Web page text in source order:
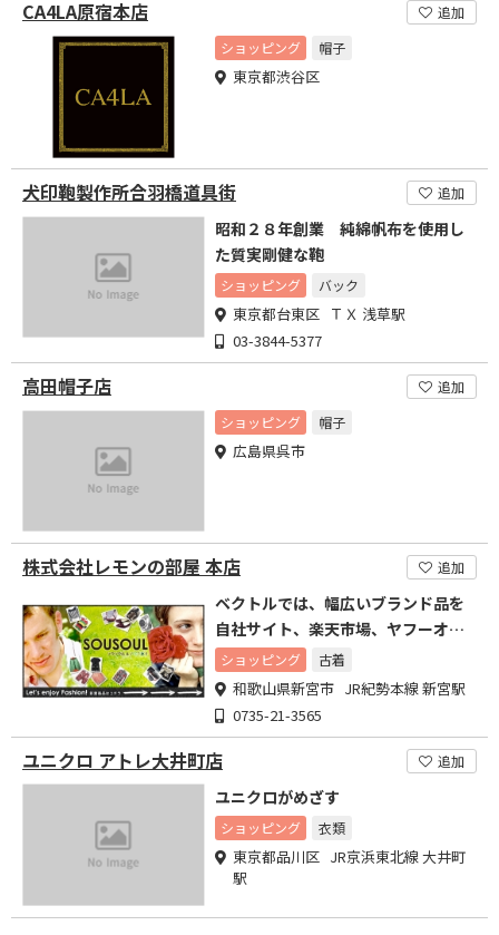
CA4LA原宿本店
追加
ショッピング
帽子
東京都渋谷区
犬印鞄製作所合羽橋道具街 追加
昭和２８年創業 純綿帆布を使用し
た質実剛健な鞄
ショッピング バック
東京都台東区 ＴＸ 浅草駅
03-3844-5377
高田帽子店
追加
ショッピング
帽子
広島県呉市
株式会社レモンの部屋 本店 追加
ベクトルでは、幅広いブランド品を
自社サイト、楽天市場、ヤフーオー
クションで販売しております
ショッピング 古着
和歌山県新宮市 JR紀勢本線 新宮駅
0735-21-3565
ユニクロ アトレ大井町店 追加
ユニクロがめざす
ショッピング 衣類
東京都品川区 JR京浜東北線 大井町
駅